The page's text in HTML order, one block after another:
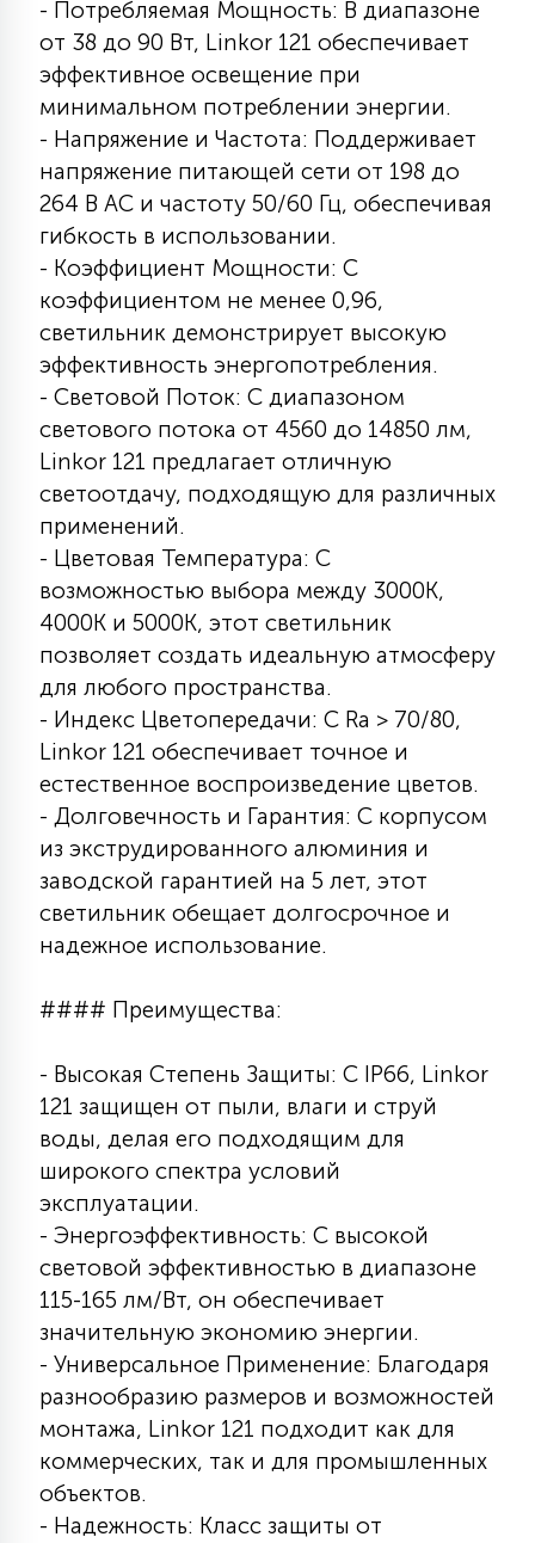
С УПРАВЛЕНИЕМ
АКСЕССУАРЫ
- Потребляемая Мощность: В диапазоне
от 38 до 90 Вт, Linkor 121 обеспечивает
эффективное освещение при
минимальном потреблении энергии.
- Напряжение и Частота: Поддерживает
напряжение питающей сети от 198 до
264 В АС и частоту 50/60 Гц, обеспечивая
гибкость в использовании.
- Коэффициент Мощности: С
коэффициентом не менее 0,96,
светильник демонстрирует высокую
эффективность энергопотребления.
- Световой Поток: С диапазоном
светового потока от 4560 до 14850 лм,
Linkor 121 предлагает отличную
светоотдачу, подходящую для различных
применений.
- Цветовая Температура: С
возможностью выбора между 3000К,
4000К и 5000К, этот светильник
позволяет создать идеальную атмосферу
для любого пространства.
- Индекс Цветопередачи: С Ra > 70/80,
Linkor 121 обеспечивает точное и
естественное воспроизведение цветов.
- Долговечность и Гарантия: С корпусом
из экструдированного алюминия и
заводской гарантией на 5 лет, этот
светильник обещает долгосрочное и
надежное использование.
#### Преимущества:
- Высокая Степень Защиты: С IP66, Linkor
121 защищен от пыли, влаги и струй
воды, делая его подходящим для
широкого спектра условий
эксплуатации.
- Энергоэффективность: С высокой
световой эффективностью в диапазоне
115-165 лм/Вт, он обеспечивает
значительную экономию энергии.
- Универсальное Применение: Благодаря
разнообразию размеров и возможностей
монтажа, Linkor 121 подходит как для
коммерческих, так и для промышленных
объектов.
- Надежность: Класс защиты от